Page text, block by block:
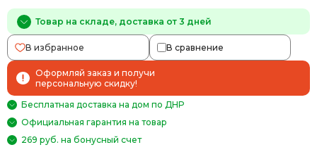
Товар на складе, доставка от 3 дней
В избранное В сравнение
Оформляй заказ и получи
персональную скидку!
Бесплатная доставка на дом по ДНР
Официальная гарантия на товар
269 руб. на бонусный счет